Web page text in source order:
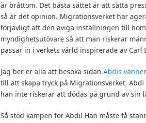
är bråttom. Det bästa sättet är att sätta
så är det opinion. Migrationsverket har
förjävligt att den aviga inställningen till
myndighetsutövare så att man riskerar
passar in i verkets värld inspirerade av
Jag ber er alla att besöka sidan Abdis vänner
till att skapa tryck på Migrationsverket.
han inte riskerar att dödas på grund av sin
Så stöd kampen för Abdi! Han måste få